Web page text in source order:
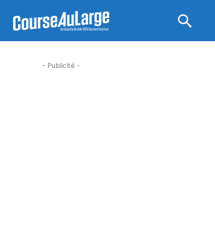
- Publicité -